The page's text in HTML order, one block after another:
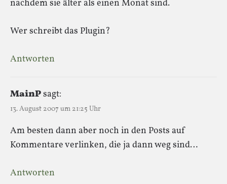
nachdem sie älter als einen Monat sind.
Wer schreibt das Plugin?
Antworten
MainPsagt:
13. August 2007 um 21:25 Uhr
Am besten dann aber noch in den Posts auf
Kommentare verlinken, die ja dann weg sind…
Antworten